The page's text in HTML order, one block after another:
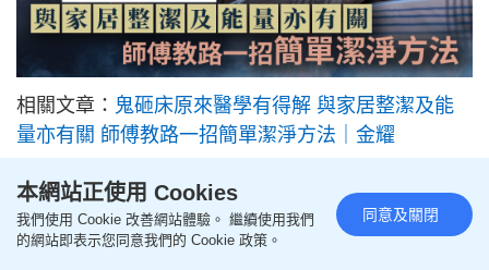
相關文章： 鬼砸床原來醫學有得解 與家居整潔及能
量亦有關 師傅教路一招簡單潔淨方法｜金耀
本網站正使用 Cookies
我們使用 Cookie 改善網站體驗。 繼續使用我們
的網站即表示您同意我們的 Cookie 政策。
同意及關閉